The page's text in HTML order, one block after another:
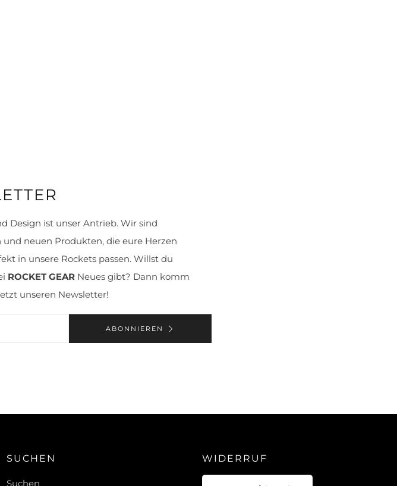
Design ist unser Antrieb. Wir sind
neuen Produkten, die eure Herzen
in unsere Rockets passen. Willst du
ROCKET GEARNeues gibt? Dann komm
unseren Newsletter!
ABONNIEREN
SUCHEN
Suchen
WIDERRUF